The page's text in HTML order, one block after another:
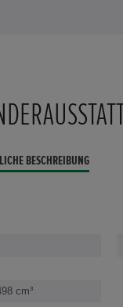
BESCHREIBUNG
cm³